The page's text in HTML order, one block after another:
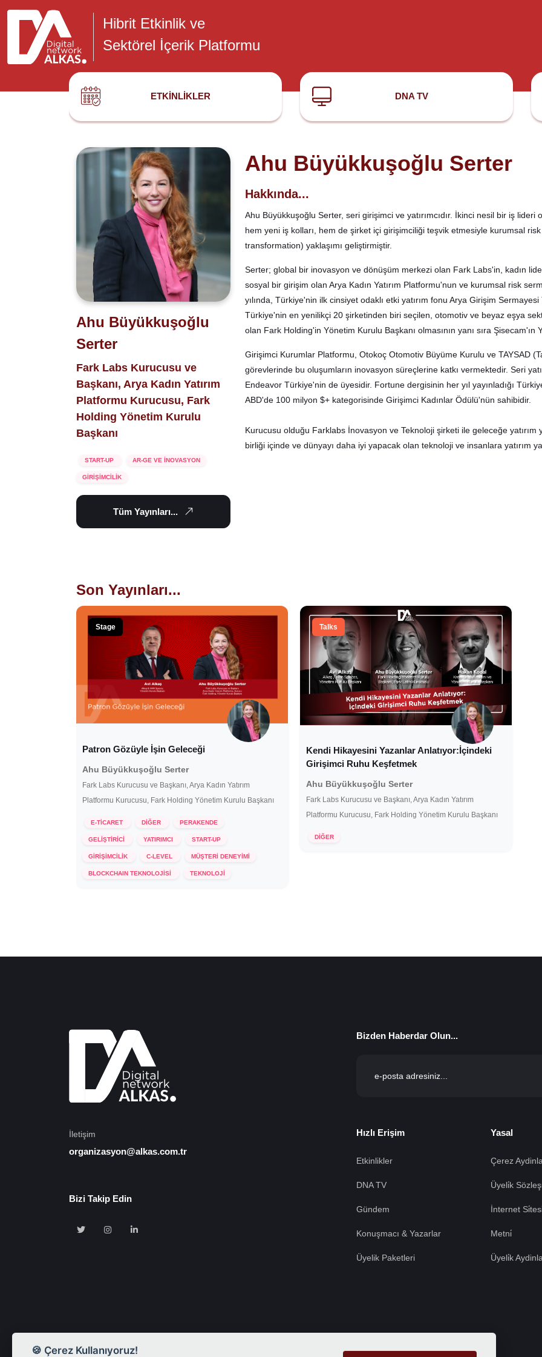
Hibrit Etkinlik ve
Sektörel İçerik Platformu
ETKINLIKLER DNA TV
Ahu Büyükkuşoğlu
Serter
Fark Labs Kurucusu ve
Başkanı, Arya Kadın Yatırım
Platformu Kurucusu, Fark
Holding Yönetim Kurulu
Başkanı
START-UP AR-GE VE İNOVASYON
GİRİŞİMCİLİK
Tüm Yayınları...
Ahu Büyükkuşoğlu Serter
Hakkında...
Ahu Büyükkuşoğlu Serter, seri girişimci ve yatırımcıdır. İkinci nesil bir iş
hem yeni iş kolları, hem de şirket içi girişimciliği teşvik etmesiyle kurumsal
transformation) yaklaşımı geliştirmiştir.
Serter; global bir inovasyon ve dönüşüm merkezi olan Fark Labs'in, kadın
sosyal bir girişim olan Arya Kadın Yatırım Platformu'nun ve kurumsal risk
yılında, Türkiye'nin ilk cinsiyet odaklı etki yatırım fonu Arya Girişim
Türkiye'nin en yenilikçi 20 şirketinden biri seçilen, otomotiv ve beyaz eşya
olan Fark Holding'in Yönetim Kurulu Başkanı olmasının yanı sıra Şisecam'ın
Girişimci Kurumlar Platformu, Otokoç Otomotiv Büyüme Kurulu ve TAYSAD
görevlerinde bu oluşumların inovasyon süreçlerine katkı vermektedir. Seri
Endeavor Türkiye'nin de üyesidir. Fortune dergisinin her yıl yayınladığı
ABD'de 100 milyon $+ kategorisinde Girişimci Kadınlar Ödülü'nün sahibidir.
Kurucusu olduğu Farklabs İnovasyon ve Teknoloji şirketi ile geleceğe
birliği içinde ve dünyayı daha iyi yapacak olan teknoloji ve insanlara yatırım
Son Yayınları...
Stage
Patron Gözüyle İşin Geleceği
Ahu Büyükkuşoğlu Serter
Fark Labs Kurucusu ve Başkanı, Arya Kadın Yatırım
Platformu Kurucusu, Fark Holding Yönetim Kurulu Başkanı
E-TİCARET DİĞER PERAKENDE
GELİŞTİRİCİ YATIRIMCI START-UP
GİRİŞİMCİLİK C-LEVEL MÜŞTERİ DENEYİMİ
BLOCKCHAIN TEKNOLOJİSİ TEKNOLOJİ
Talks
Kendi Hikayesini Yazanlar Anlatıyor:İçindeki
Girişimci Ruhu Keşfetmek
Ahu Büyükkuşoğlu Serter
Fark Labs Kurucusu ve Başkanı, Arya Kadın Yatırım
Platformu Kurucusu, Fark Holding Yönetim Kurulu Başkanı
DİĞER
İletişim
organizasyon@alkas.com.tr
Bizi Takip Edin
Bizden Haberdar Olun...
Hızlı Erişim
Etkinlikler
DNA TV
Gündem
Konuşmacı & Yazarlar
Üyelik Paketleri
Yasal
Çerez
Üyeli̇k
İnternet
Metni̇
Üyeli̇k
🍪 Çerez Kullanıyoruz!